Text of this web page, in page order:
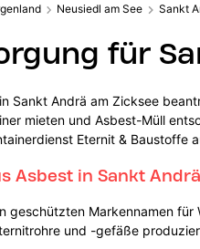
Neusiedl am See Sankt
für
Sankt Andrä am Zicksee
mieten und Asbest-Müll
Eternit & Baustoffe
Asbest in Sankt
geschützten Markennamen
und -gefäße